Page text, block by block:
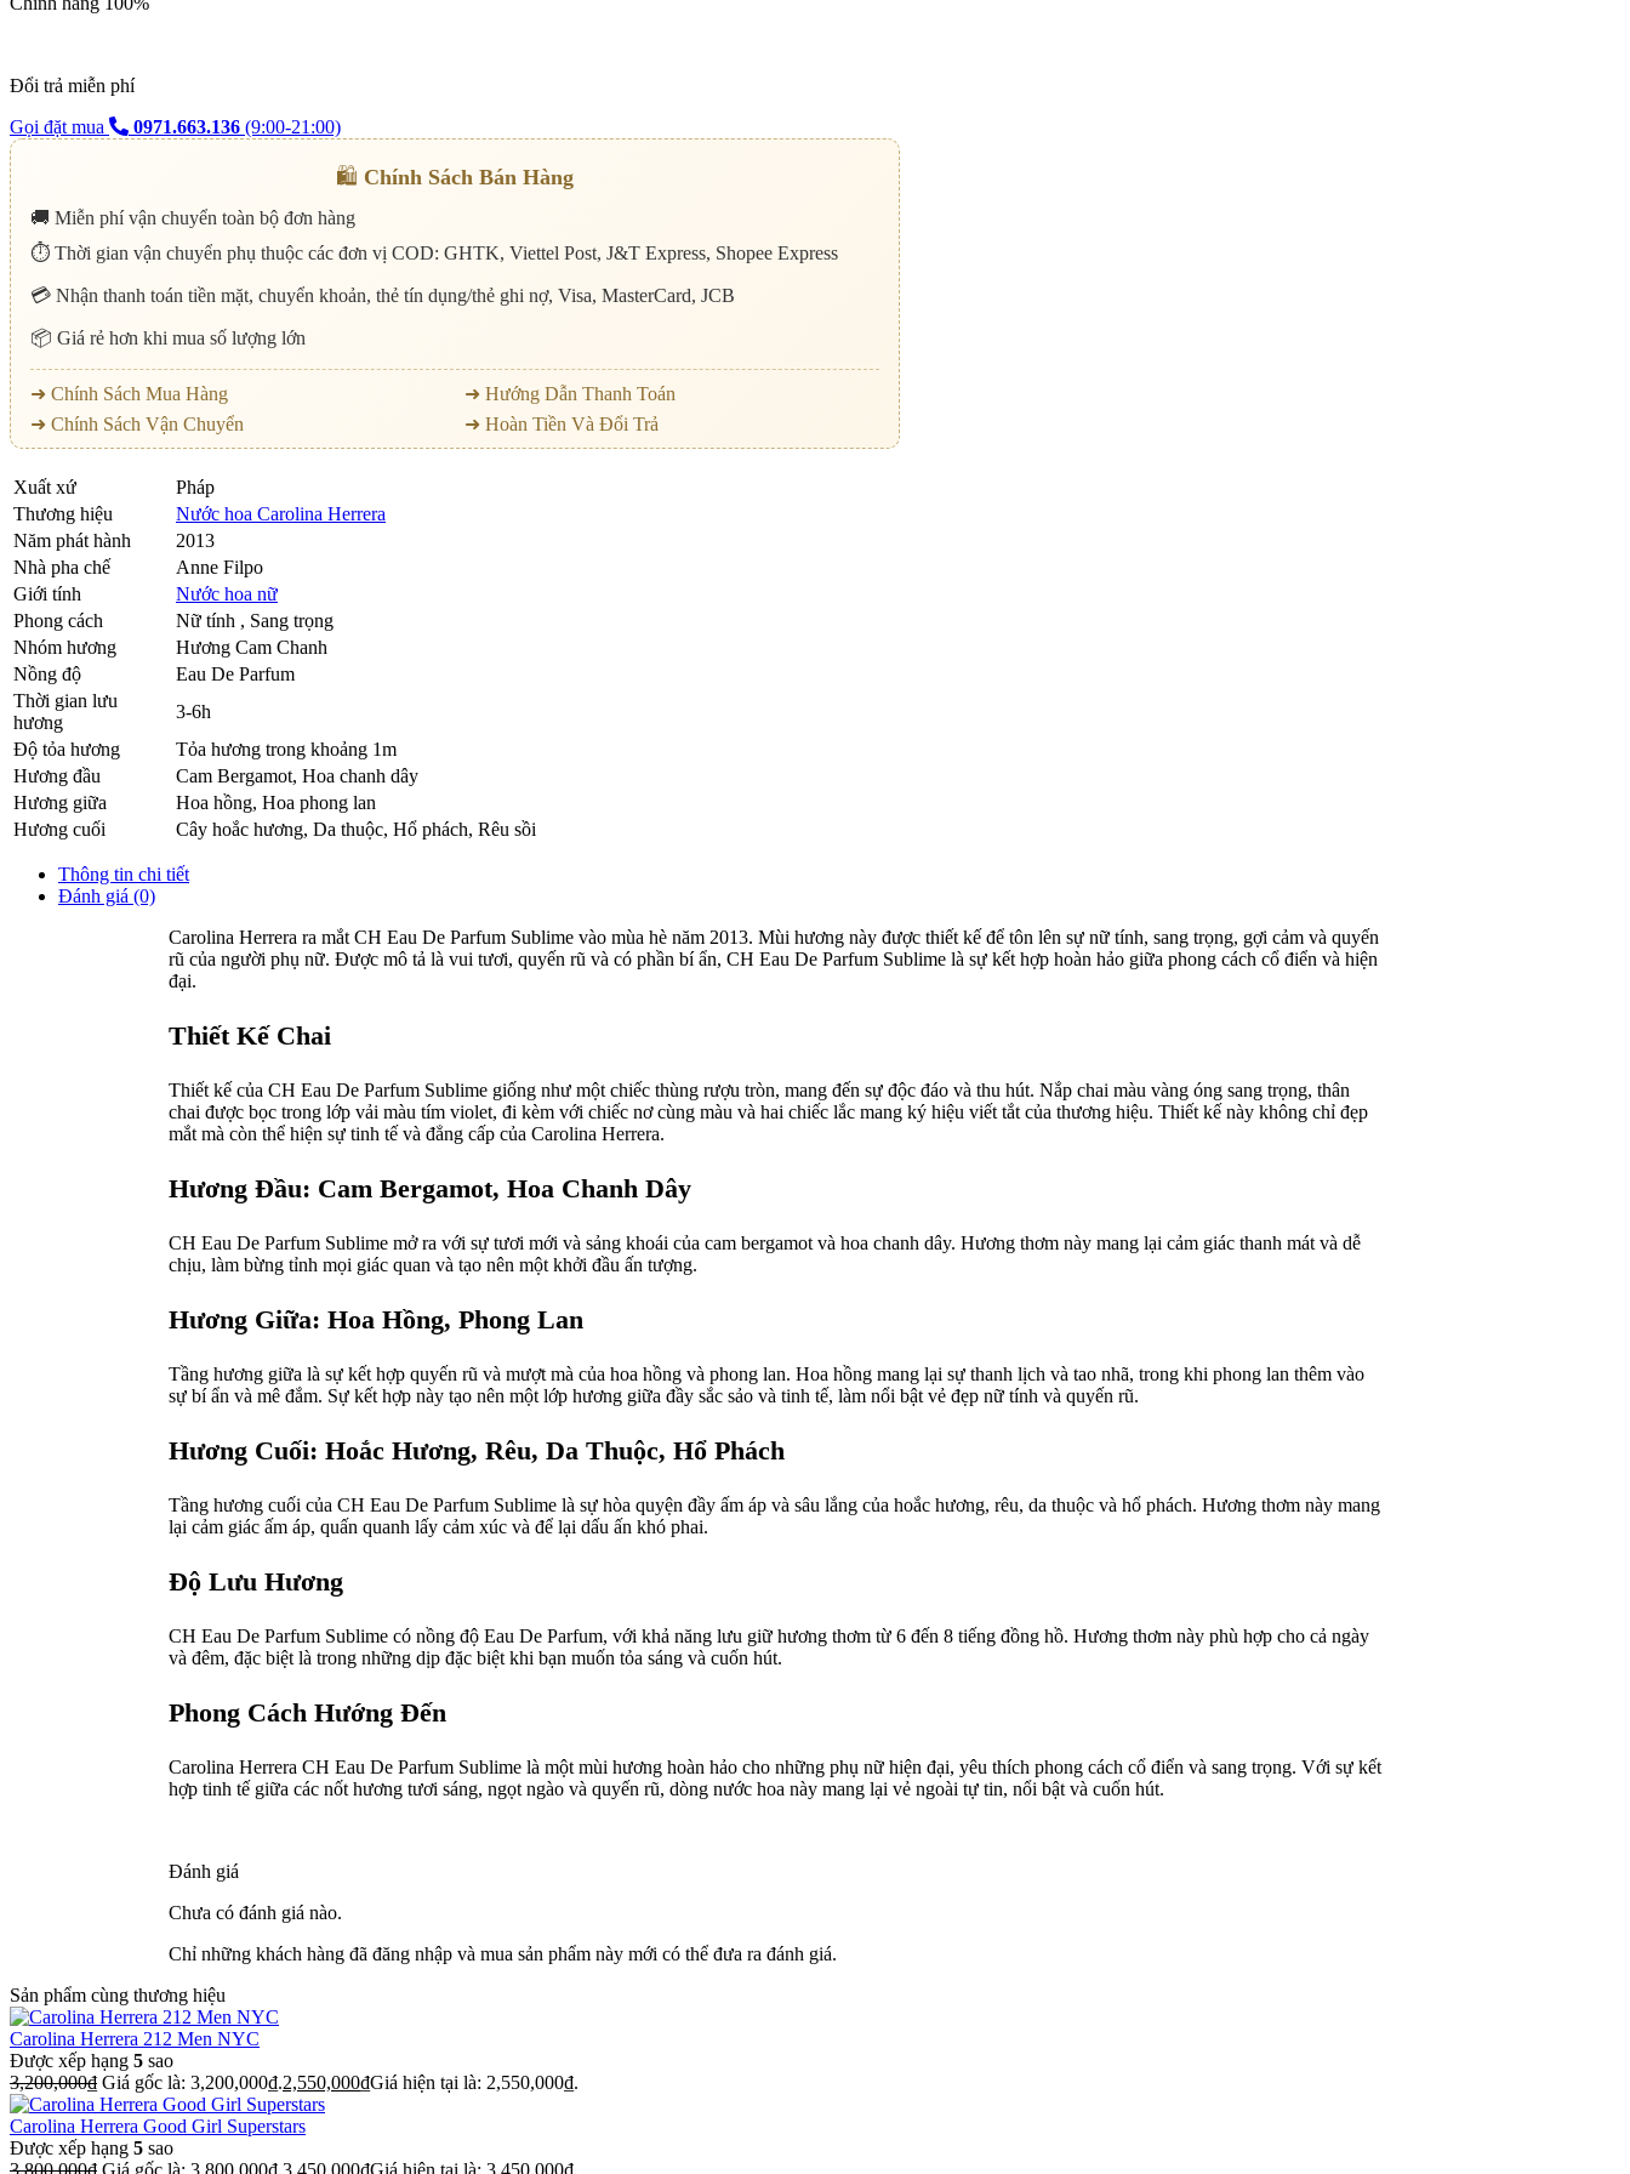
Đổi trả miễn phí
Gọi đặt mua
0971.663.136 (9:00-21:00)
🛍️ Chính Sách Bán Hàng
🚚 Miễn phí vận chuyển toàn bộ đơn hàng
⏱️ Thời gian vận chuyển phụ thuộc các đơn vị COD: GHTK, Viettel Post, J&T Express, Shopee Express
💳 Nhận thanh toán tiền mặt, chuyển khoản, thẻ tín dụng/thẻ ghi nợ, Visa, MasterCard, JCB
📦 Giá rẻ hơn khi mua số lượng lớn
➜ Chính Sách Mua Hàng
➜ Hướng Dẫn Thanh Toán
➜ Chính Sách Vận Chuyển
➜ Hoàn Tiền Và Đổi Trả
Xuất xứ
Pháp
Thương hiệu
Nước hoa Carolina Herrera
Năm phát hành
2013
Nhà pha chế
Anne Filpo
Giới tính
Nước hoa nữ
Phong cách
Nữ tính , Sang trọng
Nhóm hương
Hương Cam Chanh
Nồng độ
Eau De Parfum
Thời gian lưu
hương
3-6h
Độ tỏa hương
Tỏa hương trong khoảng 1m
Hương đầu
Cam Bergamot, Hoa chanh dây
Hương giữa
Hoa hồng, Hoa phong lan
Hương cuối
Cây hoắc hương, Da thuộc, Hổ phách, Rêu sồi
Thông tin chi tiết
Đánh giá (0)
Carolina Herrera ra mắt CH Eau De Parfum Sublime vào mùa hè năm 2013. Mùi hương này được thiết kế để tôn lên sự nữ tính, sang trọng, gợi cảm và quyến
rũ của người phụ nữ. Được mô tả là vui tươi, quyến rũ và có phần bí ẩn, CH Eau De Parfum Sublime là sự kết hợp hoàn hảo giữa phong cách cổ điển và hiện
đại.
Thiết Kế Chai
Thiết kế của CH Eau De Parfum Sublime giống như một chiếc thùng rượu tròn, mang đến sự độc đáo và thu hút. Nắp chai màu vàng óng sang trọng, thân
chai được bọc trong lớp vải màu tím violet, đi kèm với chiếc nơ cùng màu và hai chiếc lắc mang ký hiệu viết tắt của thương hiệu. Thiết kế này không chỉ đẹp
mắt mà còn thể hiện sự tinh tế và đẳng cấp của Carolina Herrera.
Hương Đầu: Cam Bergamot, Hoa Chanh Dây
CH Eau De Parfum Sublime mở ra với sự tươi mới và sảng khoái của cam bergamot và hoa chanh dây. Hương thơm này mang lại cảm giác thanh mát và dễ
chịu, làm bừng tỉnh mọi giác quan và tạo nên một khởi đầu ấn tượng.
Hương Giữa: Hoa Hồng, Phong Lan
Tầng hương giữa là sự kết hợp quyến rũ và mượt mà của hoa hồng và phong lan. Hoa hồng mang lại sự thanh lịch và tao nhã, trong khi phong lan thêm vào
sự bí ẩn và mê đắm. Sự kết hợp này tạo nên một lớp hương giữa đầy sắc sảo và tinh tế, làm nổi bật vẻ đẹp nữ tính và quyến rũ.
Hương Cuối: Hoắc Hương, Rêu, Da Thuộc, Hổ Phách
Tầng hương cuối của CH Eau De Parfum Sublime là sự hòa quyện đầy ấm áp và sâu lắng của hoắc hương, rêu, da thuộc và hổ phách. Hương thơm này mang
lại cảm giác ấm áp, quấn quanh lấy cảm xúc và để lại dấu ấn khó phai.
Độ Lưu Hương
CH Eau De Parfum Sublime có nồng độ Eau De Parfum, với khả năng lưu giữ hương thơm từ 6 đến 8 tiếng đồng hồ. Hương thơm này phù hợp cho cả ngày
và đêm, đặc biệt là trong những dịp đặc biệt khi bạn muốn tỏa sáng và cuốn hút.
Phong Cách Hướng Đến
Carolina Herrera CH Eau De Parfum Sublime là một mùi hương hoàn hảo cho những phụ nữ hiện đại, yêu thích phong cách cổ điển và sang trọng. Với sự kết
hợp tinh tế giữa các nốt hương tươi sáng, ngọt ngào và quyến rũ, dòng nước hoa này mang lại vẻ ngoài tự tin, nổi bật và cuốn hút.
Đánh giá
Chưa có đánh giá nào.
Chỉ những khách hàng đã đăng nhập và mua sản phẩm này mới có thể đưa ra đánh giá.
Sản phẩm cùng thương hiệu
Carolina Herrera 212 Men NYC
Được xếp hạng 5 sao
3,200,000₫ Giá gốc là: 3,200,000₫.2,550,000₫Giá hiện tại là: 2,550,000₫.
Carolina Herrera Good Girl Superstars
Được xếp hạng 5 sao
3,800,000₫ Giá gốc là: 3,800,000₫.3,450,000₫Giá hiện tại là: 3,450,000₫.